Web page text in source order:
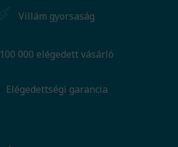
Villám gyorsaság
100 000 elégedett vásárló
Elégedettségi garancia